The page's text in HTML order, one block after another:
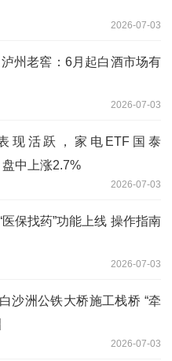
2026-07-03
州老窖：6月起白酒市场有
2026-07-03
现活跃，家电ETF国泰
盘中上涨2.7%
2026-07-03
医保找药”功能上线 操作指南
2026-07-03
沙洲公铁大桥施工栈桥 “牵
2026-07-03